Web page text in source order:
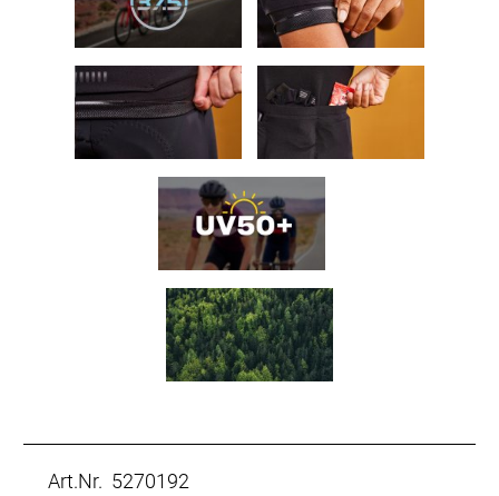
Art.Nr. 5270192